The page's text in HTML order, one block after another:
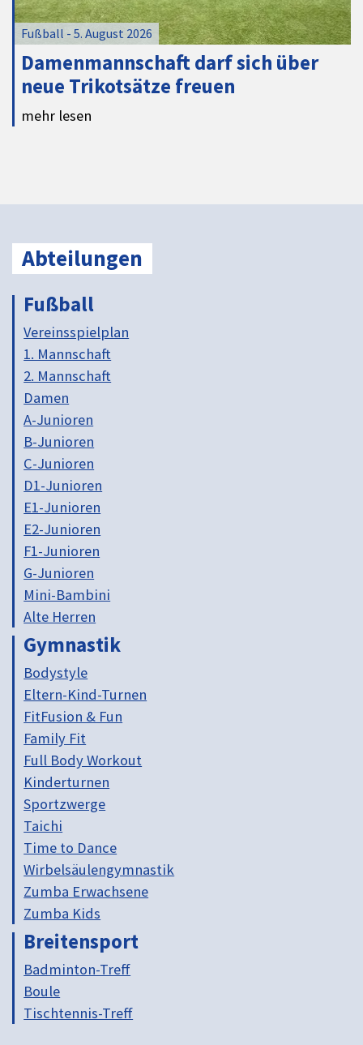
Fußball - 5. August 2026
Damenmannschaft darf sich über
neue Trikotsätze freuen
mehr lesen
Abteilungen
Fußball
Vereinsspielplan
1. Mannschaft
2. Mannschaft
Damen
A-Junioren
B-Junioren
C-Junioren
D1-Junioren
E1-Junioren
E2-Junioren
F1-Junioren
G-Junioren
Mini-Bambini
Alte Herren
Gymnastik
Bodystyle
Eltern-Kind-Turnen
FitFusion & Fun
Family Fit
Full Body Workout
Kinderturnen
Sportzwerge
Taichi
Time to Dance
Wirbelsäulengymnastik
Zumba Erwachsene
Zumba Kids
Breitensport
Badminton-Treff
Boule
Tischtennis-Treff